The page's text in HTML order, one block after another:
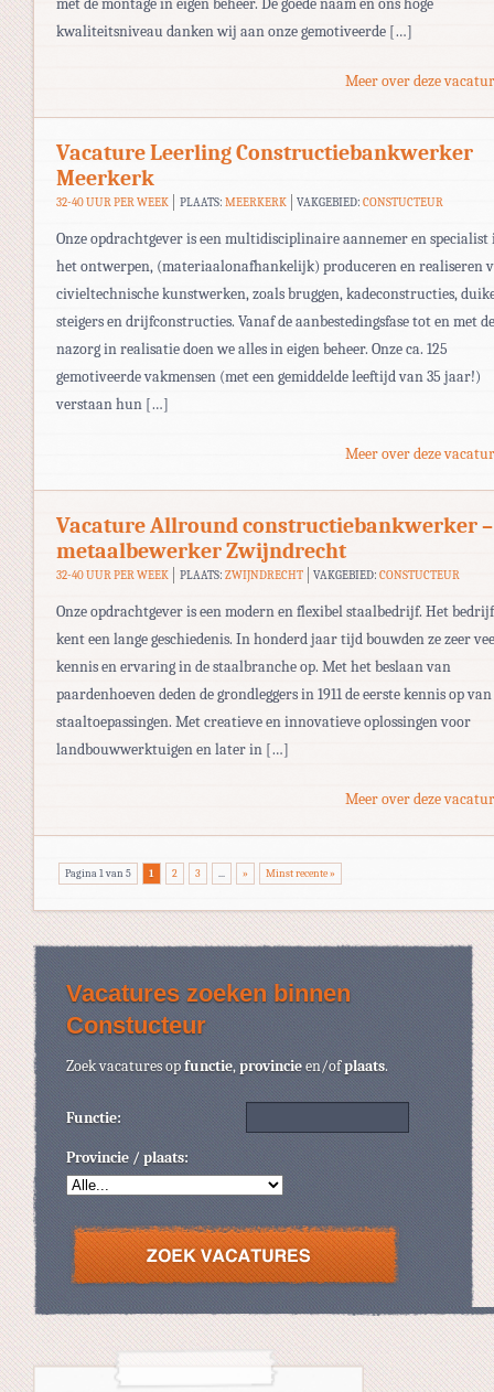
kwaliteitsniveau danken wij aan onze gemotiveerde […]
Meer over deze
Vacature Leerling Constructiebankwerker
Meerkerk
32-40 UUR PER WEEK PLAATS: MEERKERK VAKGEBIED:CONSTUCTEUR
Onze opdrachtgever is een multidisciplinaire aannemer en specialist
het ontwerpen, (materiaalonafhankelijk) produceren en realiseren
civieltechnische kunstwerken, zoals bruggen, kadeconstructies,
steigers en drijfconstructies. Vanaf de aanbestedingsfase tot en met de
nazorg in realisatie doen we alles in eigen beheer. Onze ca. 125
gemotiveerde vakmensen (met een gemiddelde leeftijd van 35 jaar!)
verstaan hun […]
Meer over deze
Vacature Allround constructiebankwerker –
metaalbewerker Zwijndrecht
32-40 UUR PER WEEK PLAATS: ZWIJNDRECHT VAKGEBIED:CONSTUCTEUR
Onze opdrachtgever is een modern en flexibel staalbedrijf. Het bedrijf
kent een lange geschiedenis. In honderd jaar tijd bouwden ze zeer
kennis en ervaring in de staalbranche op. Met het beslaan van
paardenhoeven deden de grondleggers in 1911 de eerste kennis op van
staaltoepassingen. Met creatieve en innovatieve oplossingen voor
landbouwwerktuigen en later in […]
Meer over deze
Pagina 1 van 5 1 2 3 ... » Minst recente »
Vacatures zoeken binnen
Constucteur
Zoek vacatures opfunctie,provincieen/ofplaats.
Functie:
Provincie / plaats: